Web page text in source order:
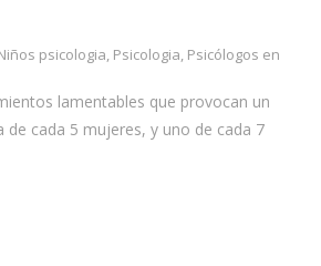
Psicólogos en Caudete
Psicólogos en Ayora
psicologia, Psicologia, Psicólogos en
lamentables que provocan un
de cada 5 mujeres, y uno de cada 7